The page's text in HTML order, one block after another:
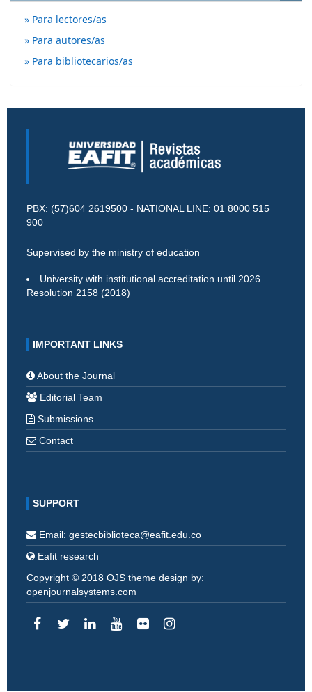
Para lectores/as
Para autores/as
Para bibliotecarios/as
PBX: (57)604 2619500 - NATIONAL LINE: 01 8000 515
900
Supervised by the ministry of education
University with institutional accreditation until 2026.
Resolution 2158 (2018)
IMPORTANT LINKS
About the Journal
Editorial Team
Submissions
Contact
SUPPORT
Email: gestecbiblioteca@eafit.edu.co
Eafit research
Copyright © 2018 OJS theme design by:
openjournalsystems.com